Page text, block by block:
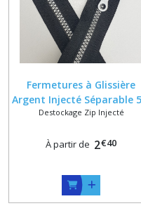
Fermetures à Glissière
Argent Injecté Séparable
mm sur Ruban Noir
Destockage Zip Injecté
À partir de 2€40